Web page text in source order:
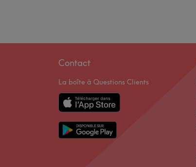
Contact
La boîte à Questions Clients